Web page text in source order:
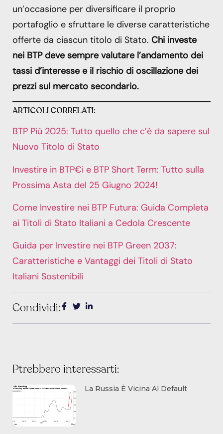
un’occasione per diversificare il proprio
portafoglio e sfruttare le diverse caratteristiche
offerte da ciascun titolo di Stato. Chi investe
nei BTP deve sempre valutare l’andamento dei
tassi d’interesse e il rischio di oscillazione dei
prezzi sul mercato secondario.
ARTICOLI CORRELATI:
BTP Più 2025: Tutto quello che c’è da sapere sul
Nuovo Titolo di Stato
Investire in BTP€i e BTP Short Term: Tutto sulla
Prossima Asta del 25 Giugno 2024!
Come Investire nei BTP Futura: Guida Completa
ai Titoli di Stato Italiani a Cedola Crescente
Guida per Investire nei BTP Green 2037:
Caratteristiche e Vantaggi dei Titoli di Stato
Italiani Sostenibili
Condividi:
Ptrebbero interessarti:
La Russia È Vicina Al Default